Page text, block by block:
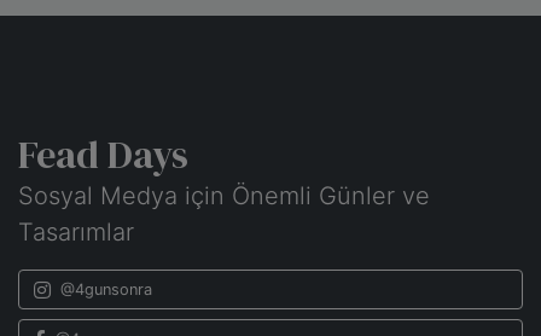
Fead Days
Sosyal Medya için Önemli Günler ve
Tasarımlar
@4gunsonra